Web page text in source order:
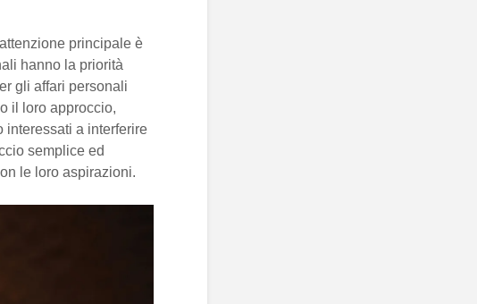
principale è
hanno la priorità
gli affari personali
il loro approccio,
interessati a interferire
semplice ed
le loro aspirazioni.